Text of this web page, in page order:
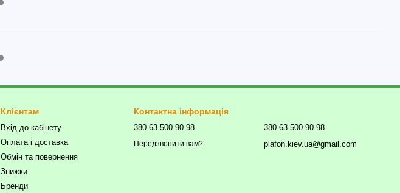
Клієнтам
Вхід до кабінету
Оплата і доставка
Обмін та повернення
Знижки
Бренди
Контактна інформація
380 63 500 90 98
Передзвонити вам?
380 63 500 90 98
plafon.kiev.ua@gmail.com